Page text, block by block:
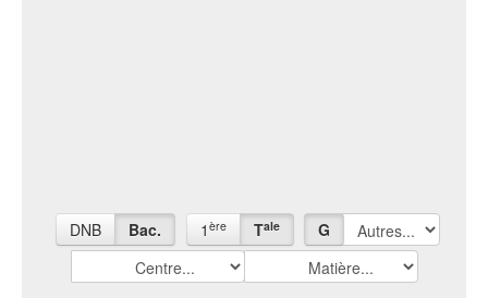
DNB Bac. 1 ère Tale G